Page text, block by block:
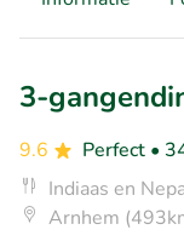
3-
9.6 Perfect •
Indiaas en
Arnhem